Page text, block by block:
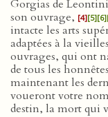
Gorgias de
son ouvrage, [4][5][6]
intacte les arts
adaptées à la
ouvrages, qui ont
de tous les
maintenant les
voueront votre
destin, la mort qui